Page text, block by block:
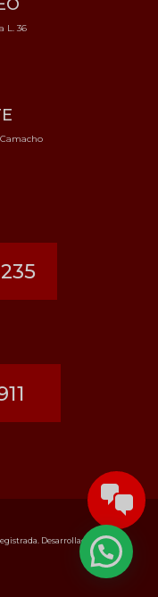
L. 36
Desarrollado por